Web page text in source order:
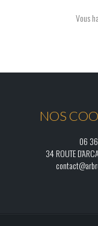
Vous
NOS
06
34 ROUTE